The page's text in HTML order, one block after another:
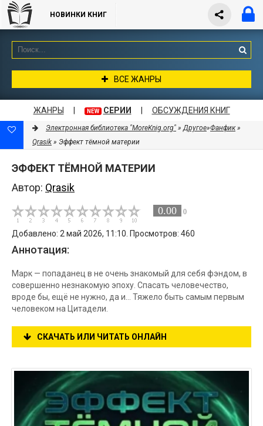
НОВИНКИ КНИГ
ВСЕ ЖАНРЫ
ЖАНРЫ NEW СЕРИИ ОБСУЖДЕНИЯ КНИГ
Электронная библиотека "MoreKnig.org" »Другое»Фанфик»
Qrasik » Эффект тёмной материи
ЭФФЕКТ ТЁМНОЙ МАТЕРИИ
Автор: Qrasik
0.00 0
Добавлено: 2 май 2026, 11:10. Просмотров: 460
Аннотация:
Марк — попаданец в не очень знакомый для себя фэндом, в
совершенно незнакомую эпоху. Спасать человечество,
вроде бы, ещё не нужно, да и… Тяжело быть самым первым
человеком на Цитадели.
СКАЧАТЬ ИЛИ ЧИТАТЬ ОНЛАЙН